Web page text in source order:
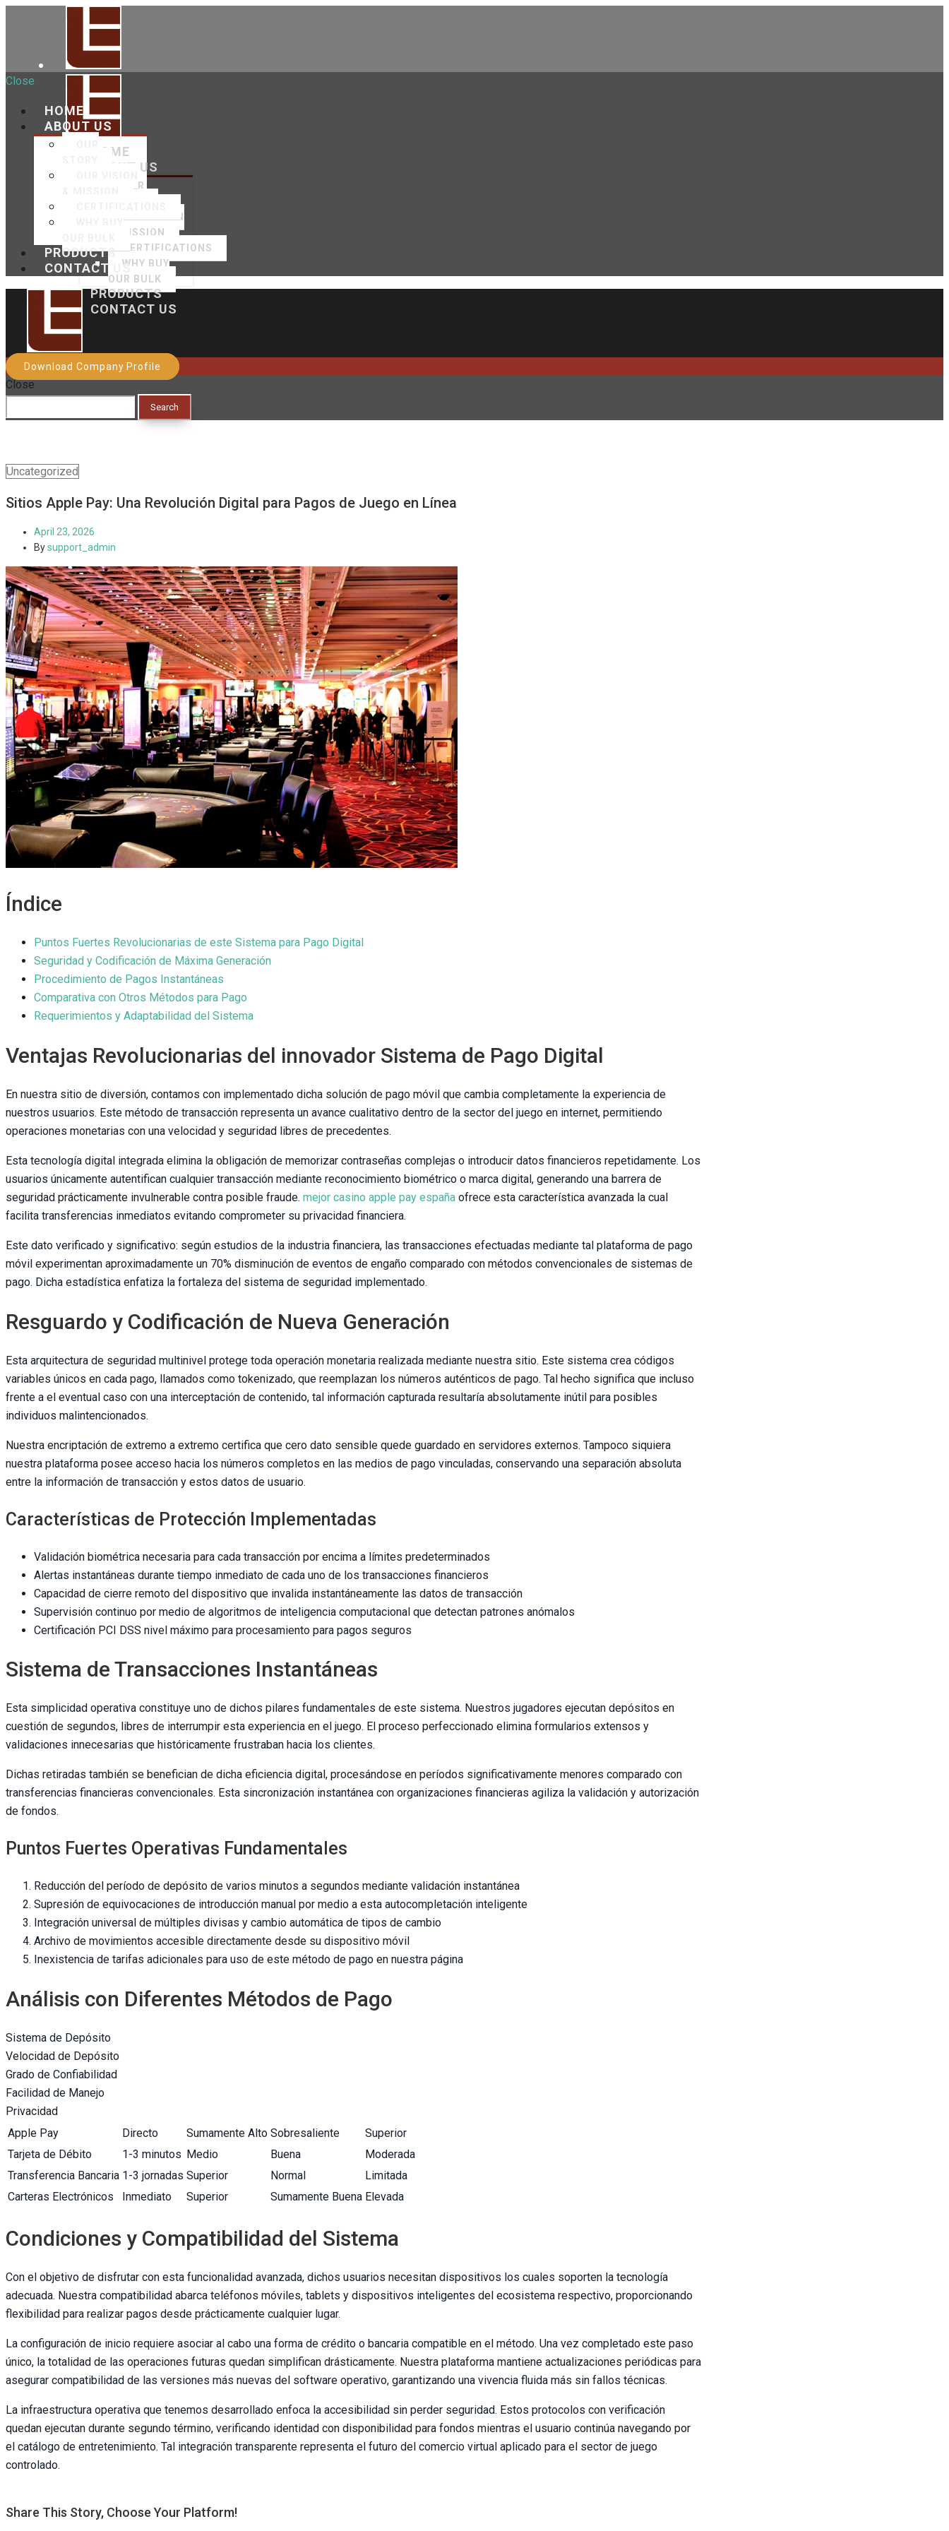
HOME
ABOUT US
OUR
OUR VISION
& MISSION
CERTIFICATIONS
WHY BUY
OUR BULK
PRODUCTS
CONTACT US
Close
HOME
ABOUT US
PRODUCTS
CONTACT US
Download Company Profile
Close
for:
Uncategorized
Sitios Apple Pay: Una Revolución Digital para Pagos de Juego en Línea
April 23, 2026
Bysupport_admin
Índice
Puntos Fuertes Revolucionarias de este Sistema para Pago Digital
Seguridad y Codificación de Máxima Generación
Procedimiento de Pagos Instantáneas
Comparativa con Otros Métodos para Pago
Requerimientos y Adaptabilidad del Sistema
Ventajas Revolucionarias del innovador Sistema de Pago Digital
En nuestra sitio de diversión, contamos con implementado dicha solución de pago móvil que cambia completamente la experiencia de
nuestros usuarios. Este método de transacción representa un avance cualitativo dentro de la sector del juego en internet, permitiendo
operaciones monetarias con una velocidad y seguridad libres de precedentes.
Esta tecnología digital integrada elimina la obligación de memorizar contraseñas complejas o introducir datos financieros repetidamente. Los
usuarios únicamente autentifican cualquier transacción mediante reconocimiento biométrico o marca digital, generando una barrera de
seguridad prácticamente invulnerable contra posible fraude. mejor casino apple pay españa ofrece esta característica avanzada la cual
facilita transferencias inmediatos evitando comprometer su privacidad financiera.
Este dato verificado y significativo: según estudios de la industria financiera, las transacciones efectuadas mediante tal plataforma de pago
móvil experimentan aproximadamente un 70% disminución de eventos de engaño comparado con métodos convencionales de sistemas de
pago. Dicha estadística enfatiza la fortaleza del sistema de seguridad implementado.
Resguardo y Codificación de Nueva Generación
Esta arquitectura de seguridad multinivel protege toda operación monetaria realizada mediante nuestra sitio. Este sistema crea códigos
variables únicos en cada pago, llamados como tokenizado, que reemplazan los números auténticos de pago. Tal hecho significa que incluso
frente a el eventual caso con una interceptación de contenido, tal información capturada resultaría absolutamente inútil para posibles
individuos malintencionados.
Nuestra encriptación de extremo a extremo certifica que cero dato sensible quede guardado en servidores externos. Tampoco siquiera
nuestra plataforma posee acceso hacia los números completos en las medios de pago vinculadas, conservando una separación absoluta
entre la información de transacción y estos datos de usuario.
Características de Protección Implementadas
Validación biométrica necesaria para cada transacción por encima a límites predeterminados
Alertas instantáneas durante tiempo inmediato de cada uno de los transacciones financieros
Capacidad de cierre remoto del dispositivo que invalida instantáneamente las datos de transacción
Supervisión continuo por medio de algoritmos de inteligencia computacional que detectan patrones anómalos
Certificación PCI DSS nivel máximo para procesamiento para pagos seguros
Sistema de Transacciones Instantáneas
Esta simplicidad operativa constituye uno de dichos pilares fundamentales de este sistema. Nuestros jugadores ejecutan depósitos en
cuestión de segundos, libres de interrumpir esta experiencia en el juego. El proceso perfeccionado elimina formularios extensos y
validaciones innecesarias que históricamente frustraban hacia los clientes.
Dichas retiradas también se benefician de dicha eficiencia digital, procesándose en períodos significativamente menores comparado con
transferencias financieras convencionales. Esta sincronización instantánea con organizaciones financieras agiliza la validación y autorización
de fondos.
Puntos Fuertes Operativas Fundamentales
Reducción del período de depósito de varios minutos a segundos mediante validación instantánea
Supresión de equivocaciones de introducción manual por medio a esta autocompletación inteligente
Integración universal de múltiples divisas y cambio automática de tipos de cambio
Archivo de movimientos accesible directamente desde su dispositivo móvil
Inexistencia de tarifas adicionales para uso de este método de pago en nuestra página
Análisis con Diferentes Métodos de Pago
Sistema de Depósito
Velocidad de Depósito
Grado de Confiabilidad
Facilidad de Manejo
Privacidad
Apple Pay
Directo Sumamente Alto Sobresaliente
Superior
Tarjeta de Débito
1-3 minutos Medio Buena
Moderada
Transferencia Bancaria 1-3 jornadas Superior Normal
Limitada
Carteras Electrónicos
Inmediato Superior Sumamente Buena Elevada
Condiciones y Compatibilidad del Sistema
Con el objetivo de disfrutar con esta funcionalidad avanzada, dichos usuarios necesitan dispositivos los cuales soporten la tecnología
adecuada. Nuestra compatibilidad abarca teléfonos móviles, tablets y dispositivos inteligentes del ecosistema respectivo, proporcionando
flexibilidad para realizar pagos desde prácticamente cualquier lugar.
La configuración de inicio requiere asociar al cabo una forma de crédito o bancaria compatible en el método. Una vez completado este paso
único, la totalidad de las operaciones futuras quedan simplifican drásticamente. Nuestra plataforma mantiene actualizaciones periódicas para
asegurar compatibilidad de las versiones más nuevas del software operativo, garantizando una vivencia fluida más sin fallos técnicas.
La infraestructura operativa que tenemos desarrollado enfoca la accesibilidad sin perder seguridad. Estos protocolos con verificación
quedan ejecutan durante segundo término, verificando identidad con disponibilidad para fondos mientras el usuario continúa navegando por
el catálogo de entretenimiento. Tal integración transparente representa el futuro del comercio virtual aplicado para el sector de juego
controlado.
Share This Story, Choose Your Platform!